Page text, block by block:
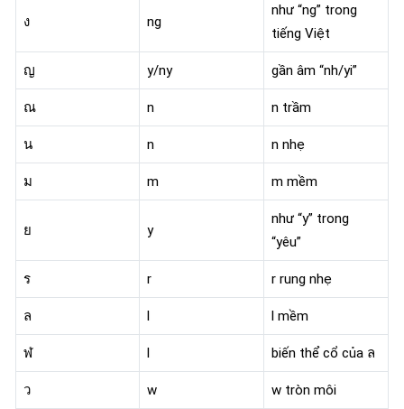
ง ng
như “ng” trong
tiếng Việt
ญ y/ny gần âm “nh/yi”
ณ n n trầm
น n n nhẹ
ม m m mềm
ย y
như “y” trong
“yêu”
ร r r rung nhẹ
ล l l mềm
ฬ l biến thể cổ của ล
ว w w tròn môi